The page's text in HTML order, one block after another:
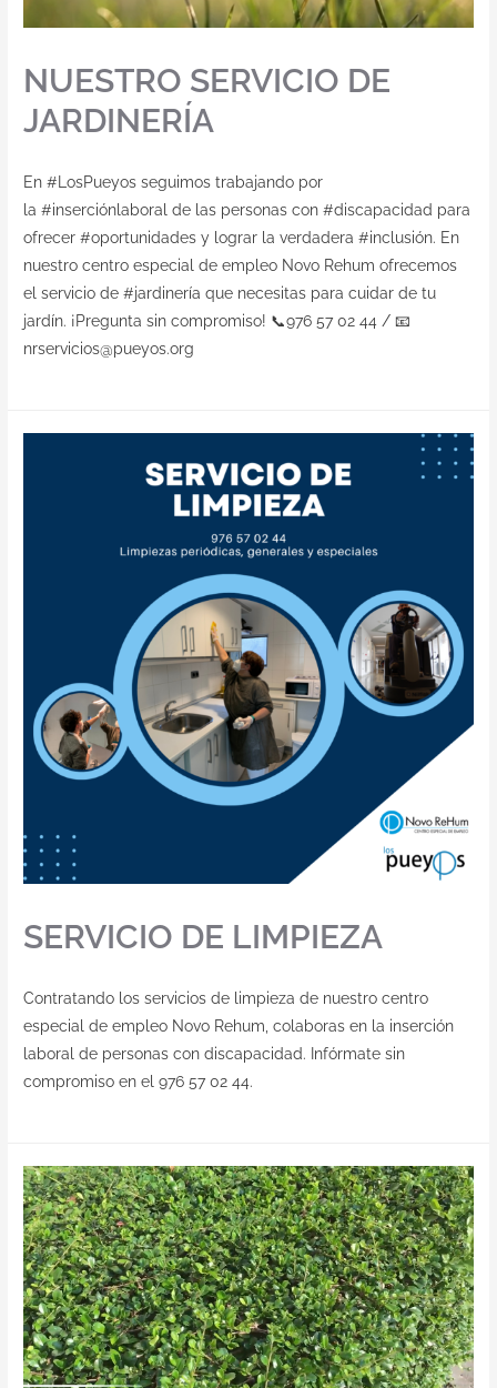
Contacto
NUESTRO SERVICIO DE
JARDINERÍA
En #LosPueyos seguimos trabajando por
la #inserciónlaboral de las personas con #discapacidad para
ofrecer #oportunidades y lograr la verdadera #inclusión. En
nuestro centro especial de empleo Novo Rehum ofrecemos
el servicio de #jardinería que necesitas para cuidar de tu
jardín. ¡Pregunta sin compromiso! 📞976 57 02 44 / 📧
nrservicios@pueyos.org
SERVICIO DE LIMPIEZA
Contratando los servicios de limpieza de nuestro centro
especial de empleo Novo Rehum, colaboras en la inserción
laboral de personas con discapacidad. Infórmate sin
compromiso en el 976 57 02 44.